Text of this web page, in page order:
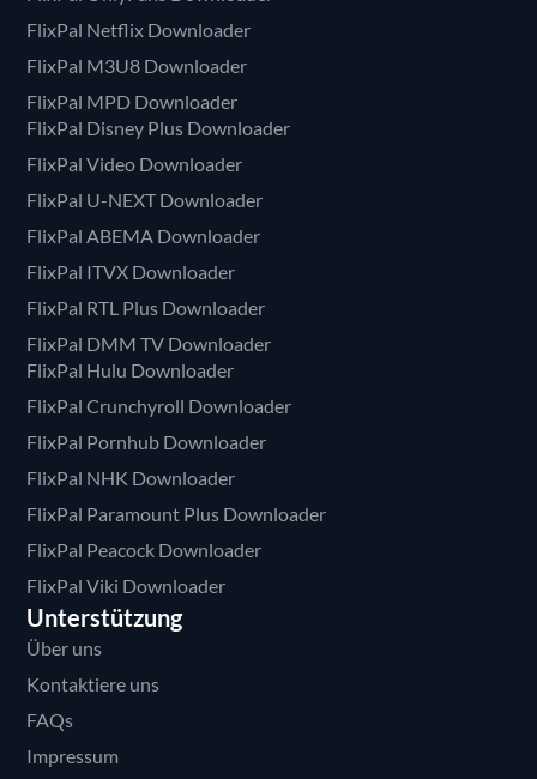
FlixPal Netflix Downloader
FlixPal M3U8 Downloader
FlixPal MPD Downloader
FlixPal Disney Plus Downloader
FlixPal Video Downloader
FlixPal U-NEXT Downloader
FlixPal ABEMA Downloader
FlixPal ITVX Downloader
FlixPal RTL Plus Downloader
FlixPal DMM TV Downloader
FlixPal Hulu Downloader
FlixPal Crunchyroll Downloader
FlixPal Pornhub Downloader
FlixPal NHK Downloader
FlixPal Paramount Plus Downloader
FlixPal Peacock Downloader
FlixPal Viki Downloader
Unterstützung
Über uns
Kontaktiere uns
FAQs
Impressum